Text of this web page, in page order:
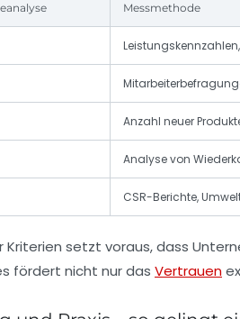
Messmethode
Anzahl neuer
Analyse von
CSR-Berichte,
Kriterien setzt voraus, dass
fördert nicht nur das Vertrauen